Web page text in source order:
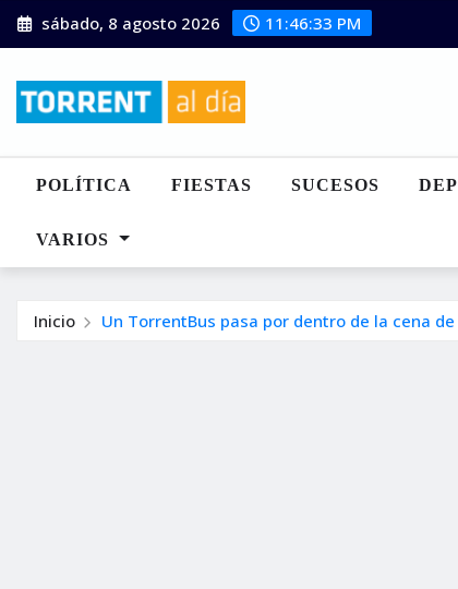
Saltar
al
sábado, 8 agosto 2026 11:46:34 PM
POLÍTICA FIESTAS SUCESOS
VARIOS
Inicio Un TorrentBus pasa por dentro de la cena